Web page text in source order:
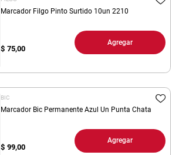
Marcador Filgo Pinto Surtido 10un 2210
$ 75,00
Agregar
BIC
Marcador Bic Permanente Azul Un Punta Chata
$ 99,00
Agregar